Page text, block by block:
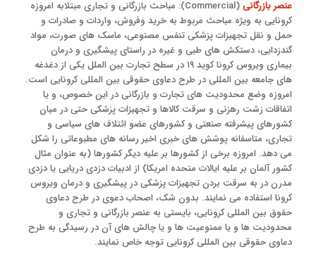
عنصر بازرگانی
(Commercial): مباحث بازرگانی و تجاری مبتلابه امروزه
کرونایی به ویژه مباحث مربوط به خرید وفروش، واردات و صادرات و
حمل و نقل تجهیزات پزشکی تنفس مصنوعی، ماسک های صورت، مواد
گندزدایی، دستکش های طبی و غیره در راستای پیشگیری و درمان
بیماری ویروس کرونا کوید ۱۹ در سطح تجارت بین الملل یکی از دغدغه
های جامعه بین المللی در طرح دعاوی حقوقی بین المللی کرونایی است.
امروزه وضع محدودیت های تجارت و بازرگانی در این خصوص، و یا
اتفاقات زشت رهزنی و سرقت کالاها و تجهیزات پزشکی حتی در میان
کشورهای پیشرفته صنعتی و کشورهای عضو ائتلاف های سیاسی و
تجاری، متاسفانه پوشش های خبری اخیر رسانه های مطبوعاتی را شکل
می دهد. امروزه برخی از کشورها بر علیه دیگر کشورها (به عنوان مثال
کشور آلمان بر علیه ایالات متحده امریکا) از ادبیات دزدی دریایی یا دزدی
مدرن در به سرقت بردن تجهیزات پزشکی در پیشگیری و درمان ویروس
کرونا استفاده می نمایند. بدون شک، اصحاب دعوی در طرح دعاوی
حقوق بین المللی کرونایی، بایستی به عنصر بازرگانی و تجاری و
محدودیت ها و یا ممنوعیت ها و یا چالش های آن در رسیدگی به طرح
دعاوی حقوقی بین المللی کرونایی توجه خاص نمایند.